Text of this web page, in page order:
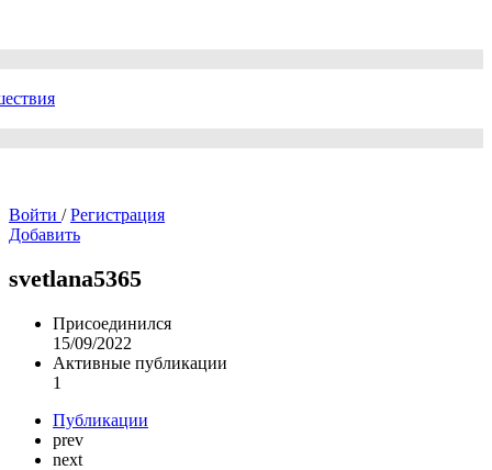
Войти / Регистрация
Добавить
svetlana5365
Присоединился
15/09/2022
Активные публикации
1
Публикации
prev
next